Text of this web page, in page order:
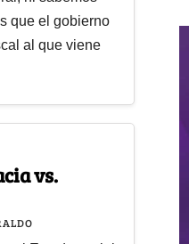
que el gobierno
al que viene
vs.